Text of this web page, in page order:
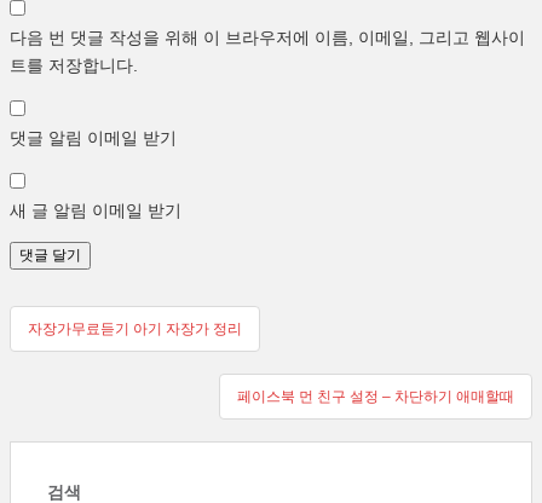
다음 번 댓글 작성을 위해 이 브라우저에 이름, 이메일, 그리고 웹사이
트를 저장합니다.
댓글 알림 이메일 받기
새 글 알림 이메일 받기
글자장가무료듣기 아기 자장가 정리
페이스북 먼 친구 설정 – 차단하기 애매할때
검색